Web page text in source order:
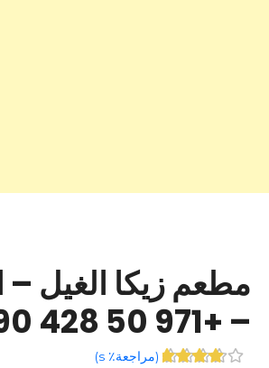
مطعم زيكا الغيل –
– +971 50 428 7390
(مراجعة٪ s )